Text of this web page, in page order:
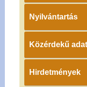
Nyilvántartás
Közérdekű
Hirdetmények